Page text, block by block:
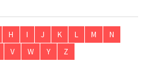
H I J K L M
N
V W Y Z